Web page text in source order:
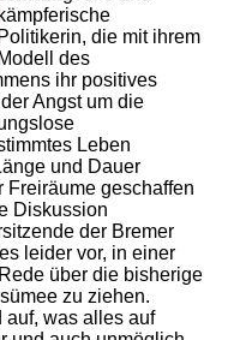
kämpferische
Politikerin, die mit ihrem
Modell des
ihr positives
Angst um die
Leben
und Dauer
Freiräume geschaffen
Diskussion
der Bremer
leider vor, in einer
über die bisherige
zu ziehen.
auf, was alles auf